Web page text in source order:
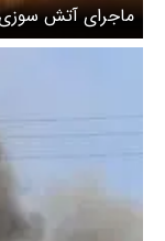
ماجرای آتش
شدند